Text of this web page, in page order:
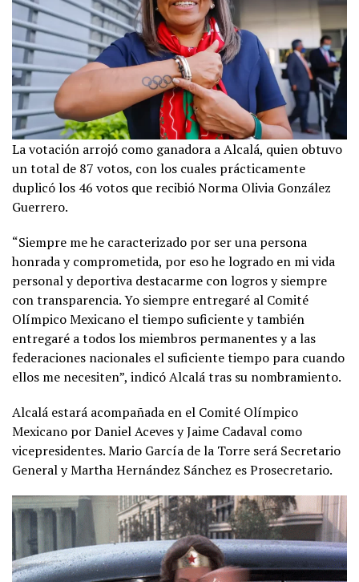
La votación arrojó como ganadora a Alcalá, quien obtuvo
un total de 87 votos, con los cuales prácticamente
duplicó los 46 votos que recibió Norma Olivia González
Guerrero.
“Siempre me he caracterizado por ser una persona
honrada y comprometida, por eso he logrado en mi vida
personal y deportiva destacarme con logros y siempre
con transparencia. Yo siempre entregaré al Comité
Olímpico Mexicano el tiempo suficiente y también
entregaré a todos los miembros permanentes y a las
federaciones nacionales el suficiente tiempo para cuando
ellos me necesiten”, indicó Alcalá tras su nombramiento.
Alcalá estará acompañada en el Comité Olímpico
Mexicano por Daniel Aceves y Jaime Cadaval como
vicepresidentes. Mario García de la Torre será Secretario
General y Martha Hernández Sánchez es Prosecretario.